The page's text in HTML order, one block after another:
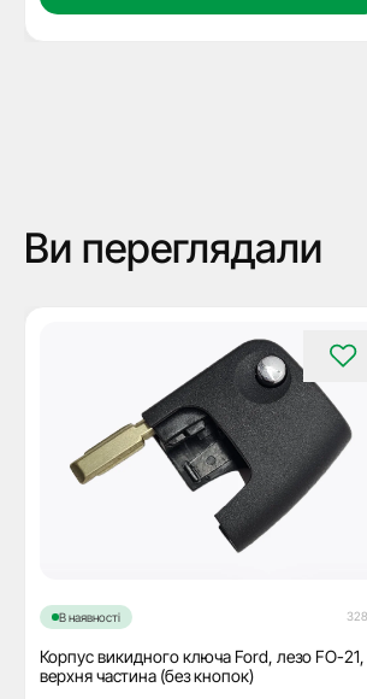
Ви переглядали
В наявності
Корпус викидного ключа Ford, лезо FO-21,
верхня частина (без кнопок)